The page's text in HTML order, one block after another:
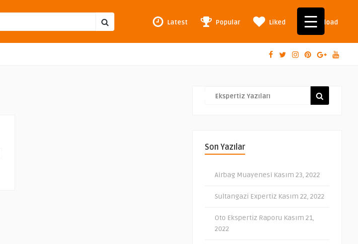
Latest Popular Liked Upload
Son Yazılar
Airbag Muayenesi Kasım 23, 2022
Sultangazi Expertiz Kasım 22, 2022
Oto Ekspertiz Raporu Kasım 21,
2022